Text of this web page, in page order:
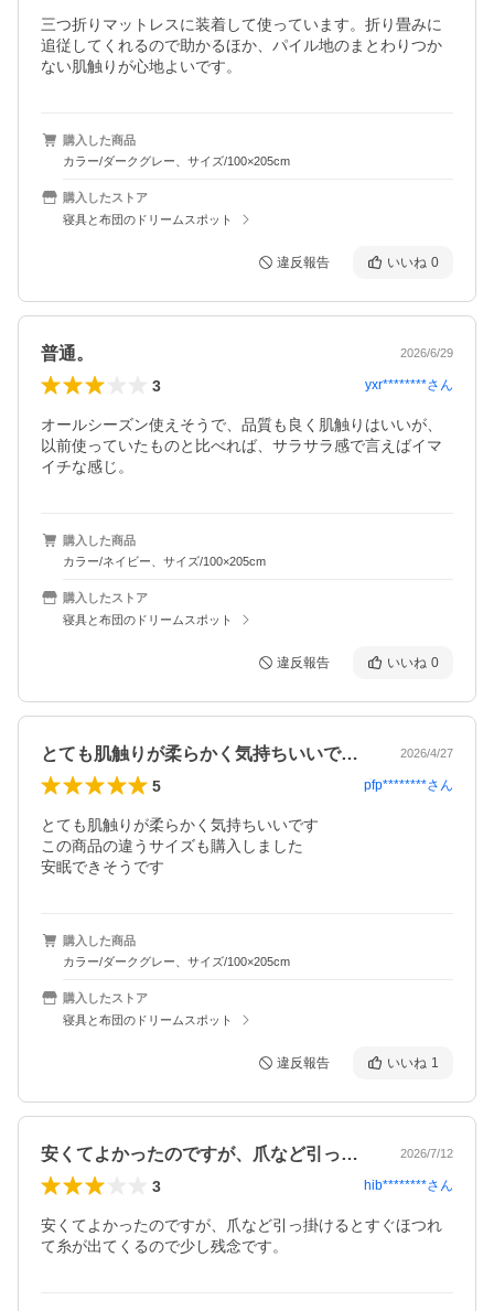
三つ折りマットレスに装着して使っています。折り畳みに
追従してくれるので助かるほか、パイル地のまとわりつか
ない肌触りが心地よいです。
購入した商品
カラー/ダークグレー、サイズ/100×205cm
購入したストア
寝具と布団のドリームスポット
違反報告 いいね 0
普通。 2026/6/29
3 yxr********さん
オールシーズン使えそうで、品質も良く肌触りはいいが、
以前使っていたものと比べれば、サラサラ感で言えばイマ
購入した商品
カラー/ネイビー、サイズ/100×205cm
購入したストア
寝具と布団のドリームスポット
違反報告 いいね 0
とても肌触りが柔らかく気持ちいいですこ… 2026/4/27
5 pfp********さん
とても肌触りが柔らかく気持ちいいです
この商品の違うサイズも購入しました
安眠できそうです
購入した商品
カラー/ダークグレー、サイズ/100×205cm
購入したストア
寝具と布団のドリームスポット
違反報告 いいね 1
安くてよかったのですが、爪など引っ掛け… 2026/7/12
3 hib********さん
安くてよかったのですが、爪など引っ掛けるとすぐほつれ
て糸が出てくるので少し残念です。